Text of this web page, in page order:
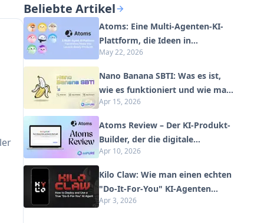
Beliebte Artikel
Atoms: Eine Multi-Agenten-KI-
Plattform, die Ideen in
startbereite Produkte
May 22, 2026
Nano Banana SBTI: Was es ist,
wie es funktioniert und wie man
es im Jahr 2026 einsetzt
Apr 15, 2026
Atoms Review – Der KI-Produkt-
Builder, der die digitale
Erstellung im Jahr 2026 neu
Apr 10, 2026
Kilo Claw: Wie man einen echten
"Do-It-For-You" KI-Agenten
bereitstellt und verwendet (2026
Apr 3, 2026